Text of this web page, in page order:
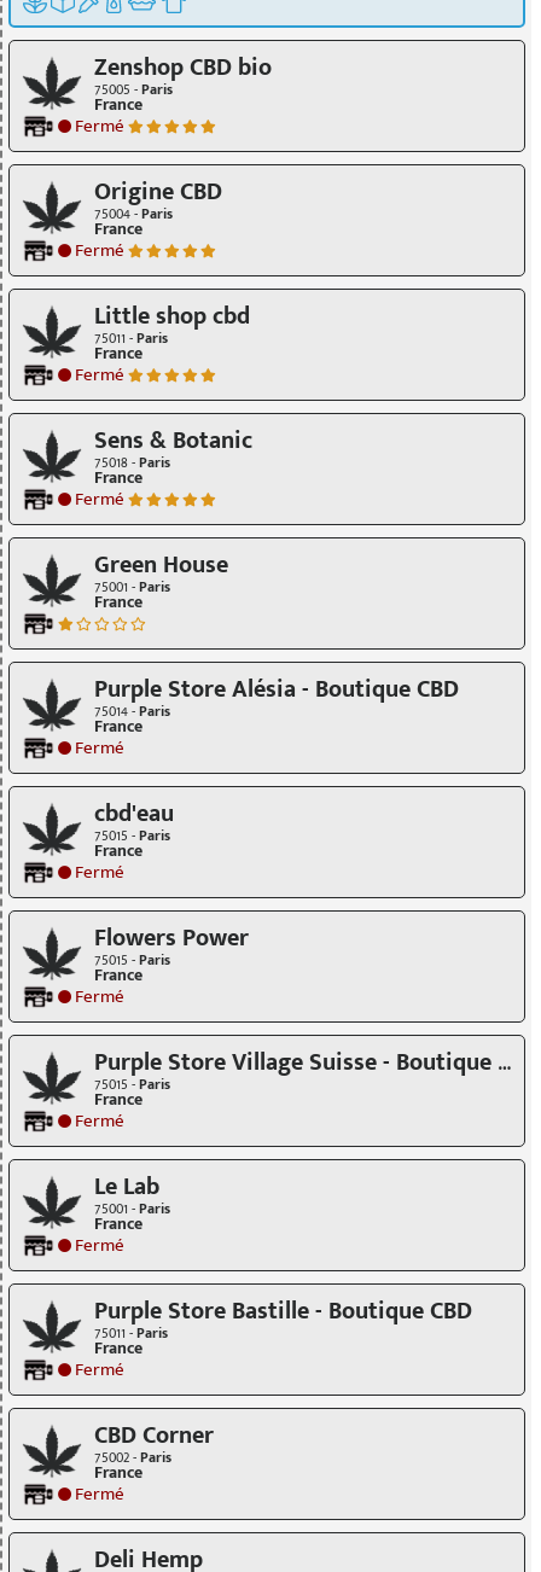
Zenshop CBD bio
75005 -Paris
France
Fermé
Origine CBD
75004 -Paris
France
Fermé
Little shop cbd
75011 -Paris
France
Fermé
Sens & Botanic
75018 -Paris
France
Fermé
Green House
75001 -Paris
France
Purple Store Alésia - Boutique CBD
75014 -Paris
France
Fermé
cbd'eau
75015 -Paris
France
Fermé
Flowers Power
75015 -Paris
France
Fermé
Purple Store Village Suisse - Boutique CBD
75015 -Paris
France
Fermé
Le Lab
75001 -Paris
France
Fermé
Purple Store Bastille - Boutique CBD
75011 -Paris
France
Fermé
CBD Corner
75002 -Paris
France
Fermé
Deli Hemp